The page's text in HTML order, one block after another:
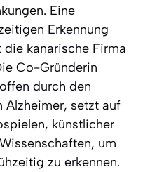
Eine
Erkennung
kanarische Firma
Co-Gründerin
durch den
Alzheimer, setzt auf
künstlicher
um
zu erkennen.